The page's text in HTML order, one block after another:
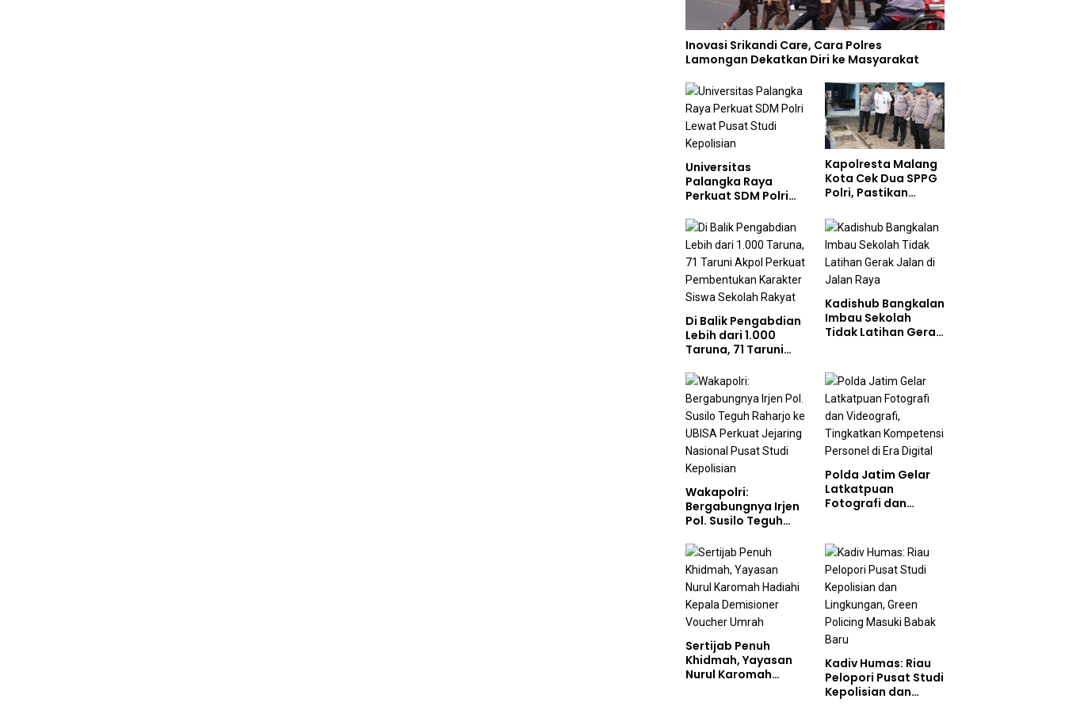
Inovasi Srikandi Care, Cara Polres
Lamongan Dekatkan Diri ke Masyarakat
Universitas
Palangka Raya
Perkuat SDM Polri
Kepolisian
Kapolresta Malang
Kota Cek Dua SPPG
Polri, Pastikan
Gizi dan
Pengelolaan Limbah
Berjalan Optimal
Di Balik Pengabdian
Lebih dari 1.000
Taruna, 71 Taruni
Pembentukan
Karakter Siswa
Sekolah Rakyat
Kadishub Bangkalan
Imbau Sekolah
Tidak Latihan Gerak
Wakapolri:
Bergabungnya Irjen
Pol. Susilo Teguh
Perkuat Jejaring
Nasional Pusat
Studi Kepolisian
Polda Jatim Gelar
Latkatpuan
Fotografi dan
Kompetensi
Personel di Era
Digital
Sertijab Penuh
Khidmah, Yayasan
Nurul Karomah
Kadiv Humas: Riau
Pelopori Pusat Studi
Kepolisian dan